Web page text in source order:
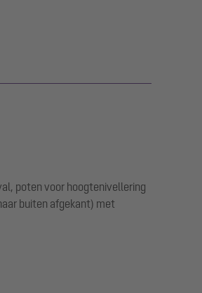
poten voor hoogtenivellering
buiten afgekant) met